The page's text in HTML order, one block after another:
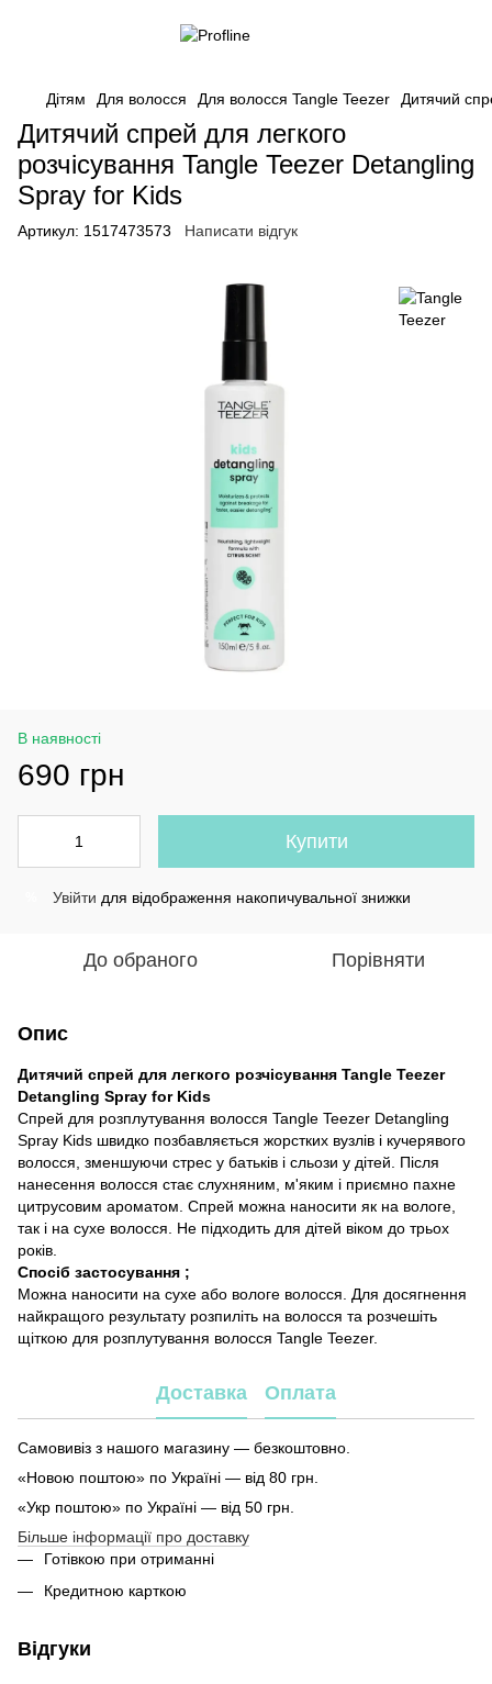
Дітям Для волосся Для волосся Tangle Teezer Дитячий
Дитячий спрей для легкого
розчісування Tangle Teezer Detangling
Spray for Kids
Артикул: 1517473573 Написати відгук
В наявності
690 грн
Купити
Увійти для відображення накопичувальної знижки
До обраного Порівняти
Опис
Дитячий спрей для легкого розчісування Tangle Teezer
Detangling Spray for Kids
Спрей для розплутування волосся Tangle Teezer Detangling
Spray Kids швидко позбавляється жорстких вузлів і кучерявого
волосся, зменшуючи стрес у батьків і сльози у дітей. Після
нанесення волосся стає слухняним, м'яким і приємно пахне
цитрусовим ароматом. Спрей можна наносити як на вологе,
так і на сухе волосся. Не підходить для дітей віком до трьох
років.
Спосіб застосування ;
Можна наносити на сухе або вологе волосся. Для досягнення
найкращого результату розпиліть на волосся та розчешіть
щіткою для розплутування волосся Tangle Teezer.
Доставка Оплата
Самовивіз з нашого магазину — безкоштовно.
«Новою поштою» по Україні — від 80 грн.
«Укр поштою» по Україні — від 50 грн.
Більше інформації про доставку
Готівкою при отриманні
Кредитною карткою
Відгуки